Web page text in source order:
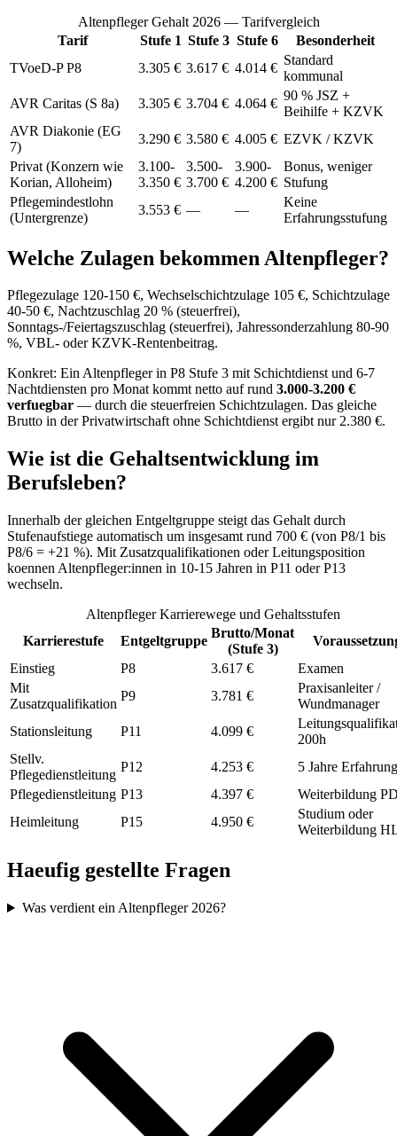
Altenpfleger Gehalt 2026 — Tarifvergleich
Tarif
Stufe 1 Stufe 3 Stufe 6
Besonderheit
TVoeD-P P8
3.305 € 3.617 € 4.014 €
Standard
kommunal
AVR Caritas (S 8a)
3.305 € 3.704 € 4.064 €
90 % JSZ +
Beihilfe + KZVK
AVR Diakonie (EG
7)
3.290 € 3.580 € 4.005 € EZVK / KZVK
Privat (Konzern wie
Korian, Alloheim)
3.100-
3.350 €
3.500-
3.700 €
3.900-
4.200 €
Bonus, weniger
Stufung
Pflegemindestlohn
(Untergrenze)
3.553 € — —
Keine
Erfahrungsstufung
Welche Zulagen bekommen Altenpfleger?
Pflegezulage 120-150 €, Wechselschichtzulage 105 €, Schichtzulage
40-50 €, Nachtzuschlag 20 % (steuerfrei),
Sonntags-/Feiertagszuschlag (steuerfrei), Jahressonderzahlung 80-90
%, VBL- oder KZVK-Rentenbeitrag.
Konkret: Ein Altenpfleger in P8 Stufe 3 mit Schichtdienst und 6-7
Nachtdiensten pro Monat kommt netto auf rund 3.000-3.200 €
verfuegbar — durch die steuerfreien Schichtzulagen. Das gleiche
Brutto in der Privatwirtschaft ohne Schichtdienst ergibt nur 2.380 €.
Wie ist die Gehaltsentwicklung im
Berufsleben?
Innerhalb der gleichen Entgeltgruppe steigt das Gehalt durch
Stufenaufstiege automatisch um insgesamt rund 700 € (von P8/1 bis
P8/6 = +21 %). Mit Zusatzqualifikationen oder Leitungsposition
koennen Altenpfleger:innen in 10-15 Jahren in P11 oder P13
wechseln.
Altenpfleger Karrierewege und Gehaltsstufen
Karrierestufe
Entgeltgruppe
Brutto/Monat
(Stufe 3)
Einstieg
P8 3.617 €
Examen
Mit
Zusatzqualifikation
P9 3.781 €
Praxisanleiter /
Wundmanager
Stationsleitung
P11 4.099 €
200h
Stellv.
Pflegedienstleitung
P12 4.253 €
5 Jahre Erfahrung
Pflegedienstleitung P13 4.397 €
Weiterbildung
Heimleitung
P15 4.950 €
Studium oder
Weiterbildung
Haeufig gestellte Fragen
Was verdient ein Altenpfleger 2026?